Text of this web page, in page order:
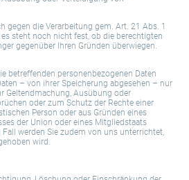
gegen die Verarbeitung gem. Art. 21 Abs. 1
es steht noch nicht fest, ob die berechtigten
gegenüber Ihren Gründen überwiegen.
betreffenden personenbezogenen Daten
– von ihrer Speicherung abgesehen – nur
Geltendmachung, Ausübung oder
oder zum Schutz der Rechte einer
Person oder aus Gründen eines
der Union oder eines Mitgliedstaats
werden Sie zudem von uns unterrichtet,
wird.